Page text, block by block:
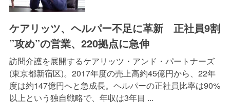
ケアリッツ、ヘルパー不足に革新 正社員9割
”攻め”の営業、220拠点に急伸
訪問介護を展開するケアリッツ・アンド・パートナーズ
(東京都新宿区)。2017年度の売上高約45億円から、22年
度は約147億円へと急成長。ヘルパーの正社員比率は90%
以上という独自戦略で、年収は3年目 ...